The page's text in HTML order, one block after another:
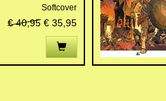
Softcover
€ 40,95 € 35,95